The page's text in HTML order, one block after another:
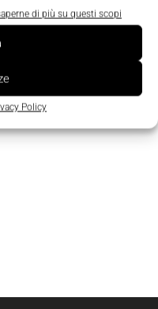
di più su questi scopi
Policy